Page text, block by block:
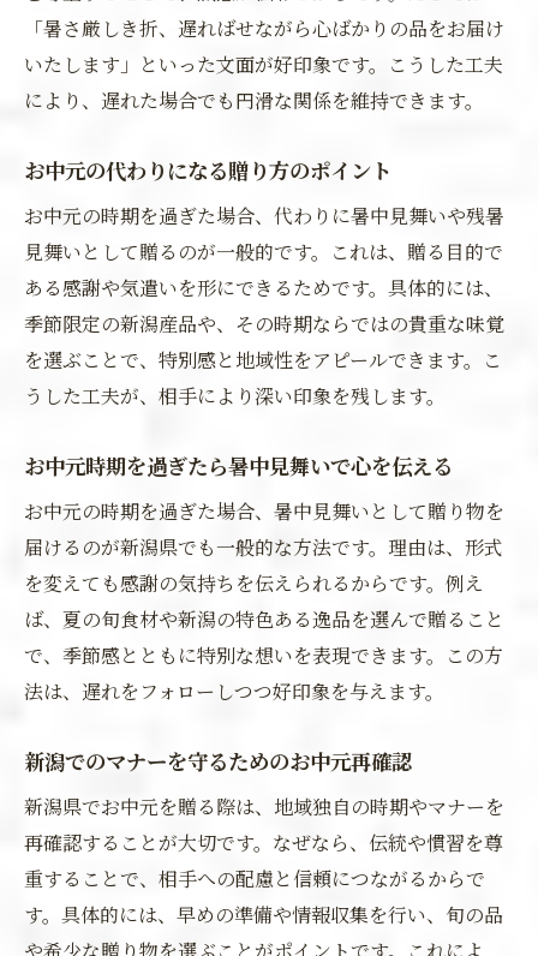
「暑さ厳しき折、遅ればせながら心ばかりの品をお届け
いたします」といった文面が好印象です。こうした工夫
により、遅れた場合でも円滑な関係を維持できます。
お中元の代わりになる贈り方のポイント
お中元の時期を過ぎた場合、代わりに暑中見舞いや残暑
見舞いとして贈るのが一般的です。これは、贈る目的で
ある感謝や気遣いを形にできるためです。具体的には、
季節限定の新潟産品や、その時期ならではの貴重な味覚
を選ぶことで、特別感と地域性をアピールできます。こ
うした工夫が、相手により深い印象を残します。
お中元時期を過ぎたら暑中見舞いで心を伝える
お中元の時期を過ぎた場合、暑中見舞いとして贈り物を
届けるのが新潟県でも一般的な方法です。理由は、形式
を変えても感謝の気持ちを伝えられるからです。例え
ば、夏の旬食材や新潟の特色ある逸品を選んで贈ること
で、季節感とともに特別な想いを表現できます。この方
法は、遅れをフォローしつつ好印象を与えます。
新潟でのマナーを守るためのお中元再確認
新潟県でお中元を贈る際は、地域独自の時期やマナーを
再確認することが大切です。なぜなら、伝統や慣習を尊
重することで、相手への配慮と信頼につながるからで
す。具体的には、早めの準備や情報収集を行い、旬の品
や希少な贈り物を選ぶことがポイントです。これによ